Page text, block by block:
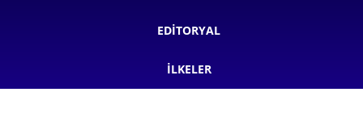
EDITORYAL
İLKELER